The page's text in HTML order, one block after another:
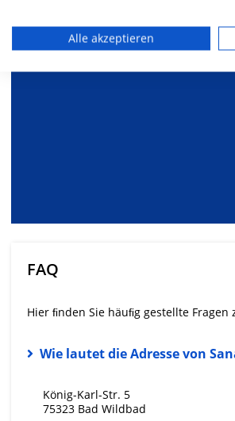
Besondere Merkmale
FAQ
Hier ﬁnden Sie häuﬁg gestellte Fragen
Wie lautet die Adresse von
König-Karl-Str. 5
75323 Bad Wildbad
Verwendung reduzierter Daten zur
Verwendung von Profilen zur
Verwendung von Profilen zur
Analyse von Zielgruppen durch
Entwicklung und Verbesserung der
Verwendung reduzierter Daten zur
Verwendung genauer Standortdaten
Alle akzeptieren